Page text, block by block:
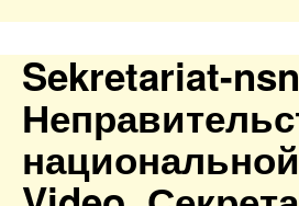
Sekretariat-